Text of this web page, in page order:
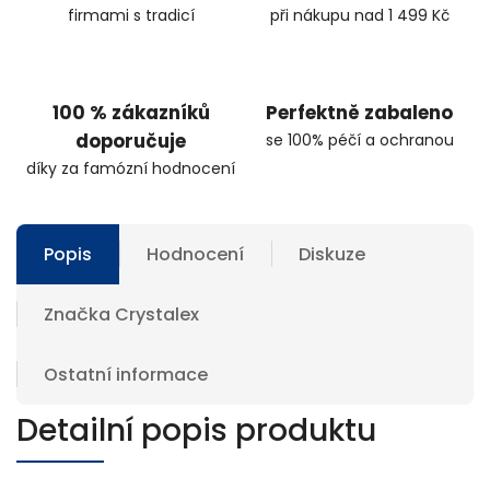
firmami s tradicí při nákupu nad 1 499 Kč
100 % zákazníků
doporučuje
díky za famózní hodnocení
Perfektně zabaleno
se 100% péčí a ochranou
Popis Hodnocení Diskuze
Značka Crystalex
Ostatní informace
Detailní popis produktu